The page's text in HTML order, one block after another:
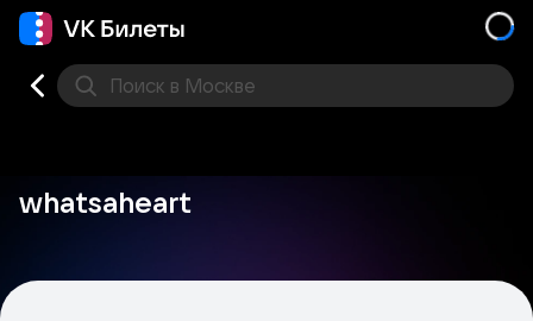
Поиск в Москве
whatsaheart